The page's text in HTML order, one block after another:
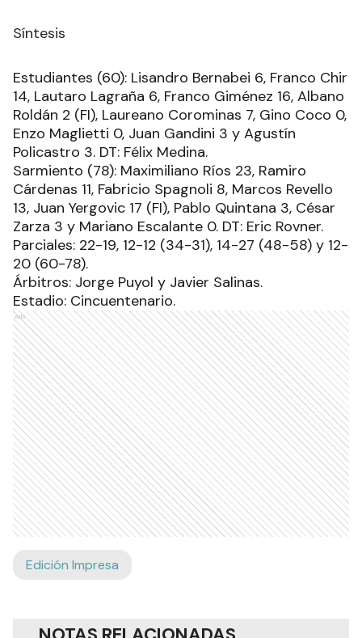
Síntesis
Estudiantes (60): Lisandro Bernabei 6, Franco Chir
14, Lautaro Lagraña 6, Franco Giménez 16, Albano
Roldán 2 (FI), Laureano Corominas 7, Gino Coco 0,
Enzo Maglietti 0, Juan Gandini 3 y Agustín
Policastro 3. DT: Félix Medina.
Sarmiento (78): Maximiliano Ríos 23, Ramiro
Cárdenas 11, Fabricio Spagnoli 8, Marcos Revello
13, Juan Yergovic 17 (FI), Pablo Quintana 3, César
Zarza 3 y Mariano Escalante 0. DT: Eric Rovner.
Parciales: 22-19, 12-12 (34-31), 14-27 (48-58) y 12-
20 (60-78).
Árbitros: Jorge Puyol y Javier Salinas.
Estadio: Cincuentenario.
Ads
Edición Impresa